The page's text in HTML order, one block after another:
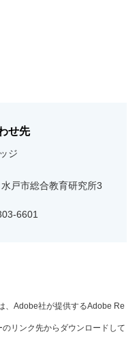
せ先
ジ
戸市総合教育研究所3
6601
、Adobe社が提供するAdobe Re
リンク先からダウンロードして